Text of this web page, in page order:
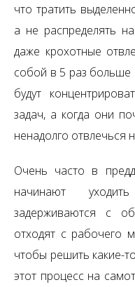
что тратить
а не распределять
даже крохотные
собой в 5 раз больше
будут
задач, а когда они
ненадолго отвлечься
Очень часто в
начинают
задерживаются с
отходят с рабочего
чтобы решить какие-
этот процесс на